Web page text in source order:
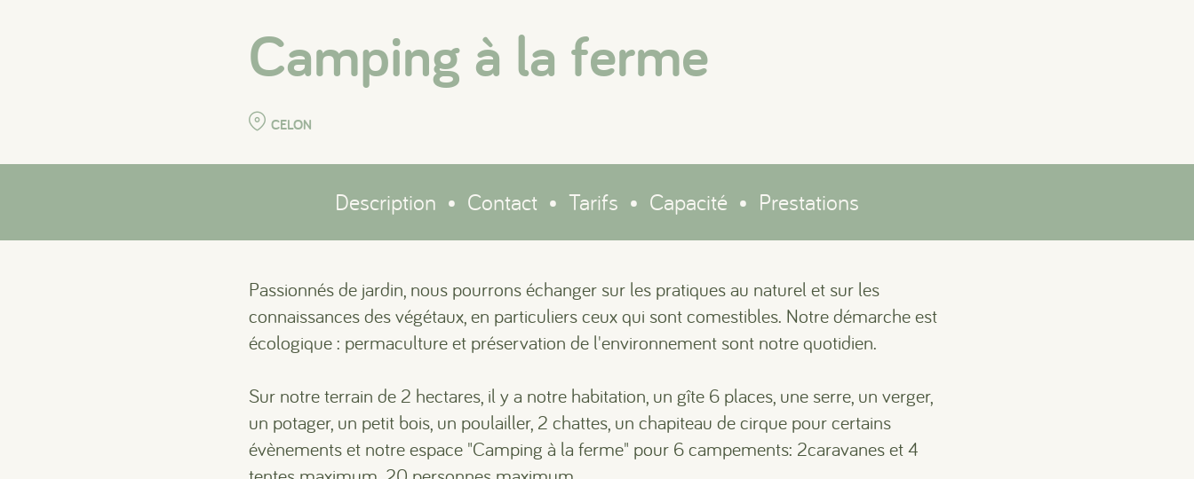
Camping à la ferme
CELON
Description • Contact • Tarifs • Capacité • Prestations
Passionnés de jardin, nous pourrons échanger sur les pratiques au naturel et sur les
connaissances des végétaux, en particuliers ceux qui sont comestibles. Notre démarche est
écologique : permaculture et préservation de l'environnement sont notre quotidien.
Sur notre terrain de 2 hectares, il y a notre habitation, un gîte 6 places, une serre, un verger,
un potager, un petit bois, un poulailler, 2 chattes, un chapiteau de cirque pour certains
évènements et notre espace "Camping à la ferme" pour 6 campements: 2caravanes et 4